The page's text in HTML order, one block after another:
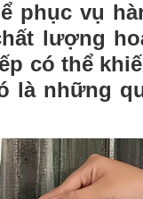
phục vụ
lượng
có thể
là những